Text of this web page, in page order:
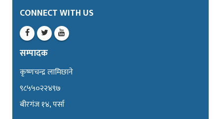
CONNECT WITH US
सम्पादक
कृष्णचन्द्र लामिछाने
९८५५०२२४९७
बीरगंज १४, पर्सा